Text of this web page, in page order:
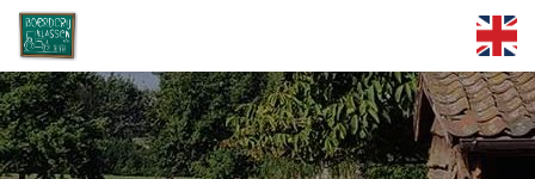
Skip to main content